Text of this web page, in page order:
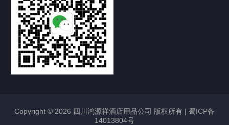
Copyright © 2026 四川鸿源祥酒店用品公司 版权所有 | 蜀ICP备
14013804号